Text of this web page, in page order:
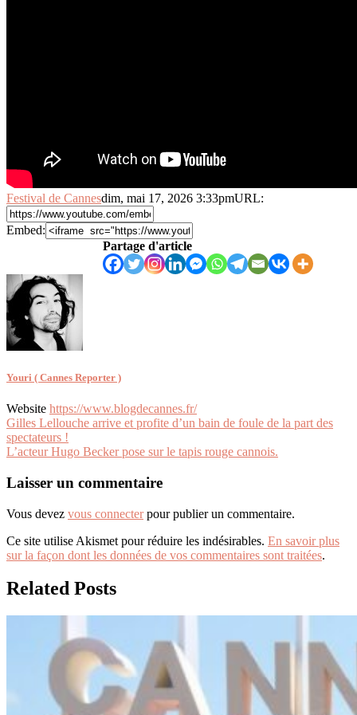
Festival de Cannesdim, mai 17, 2026 3:33pmURL:
Embed:
Partage d'article
Youri ( Cannes Reporter )
Website https://www.blogdecannes.fr/
Navigation
de
Gilles Lellouche arrive et profite d’un bain de foule de la part des
spectateurs !
L’acteur Hugo Becker pose sur le tapis rouge cannois.
Laisser un commentaire
Vous devez vous connecterpour publier un commentaire.
Ce site utilise Akismet pour réduire les indésirables. En savoir plus
sur la façon dont les données de vos commentaires sont traitées.
Related Posts